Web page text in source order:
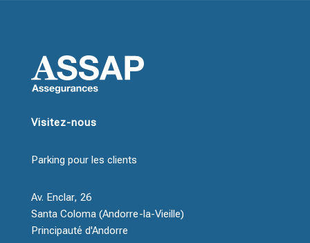
Visitez-nous
Parking pour les clients
Av. Enclar, 26
Santa Coloma (Andorre-la-Vieille)
Principauté d'Andorre